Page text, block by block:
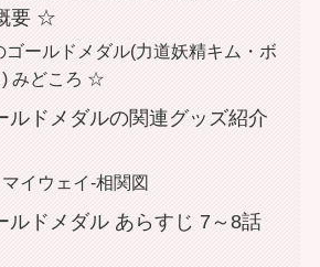
要 ☆
ールドメダル(力道妖精キム・ボ
) みどころ ☆
ドメダルの関連グッズ紹介
イウェイ-相関図
ドメダル あらすじ 7～8話